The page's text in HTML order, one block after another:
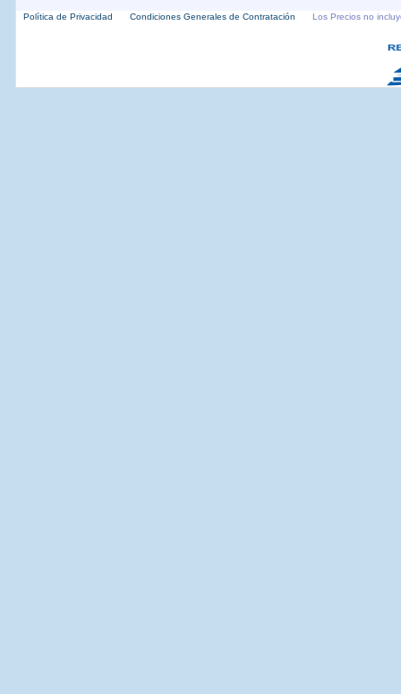
Política de Privacidad Condiciones Generales de Contratación Los Precios no